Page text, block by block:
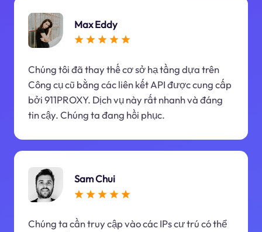
Max Eddy
Chúng tôi đã thay thế cơ sở hạ tầng dựa trên
Công cụ cũ bằng các liên kết API được cung cấp
bởi 911PROXY. Dịch vụ này rất nhanh và đáng
tin cậy. Chúng ta đang hồi phục.
Sam Chui
Chúng ta cần truy cập vào các IPs cư trú có thể